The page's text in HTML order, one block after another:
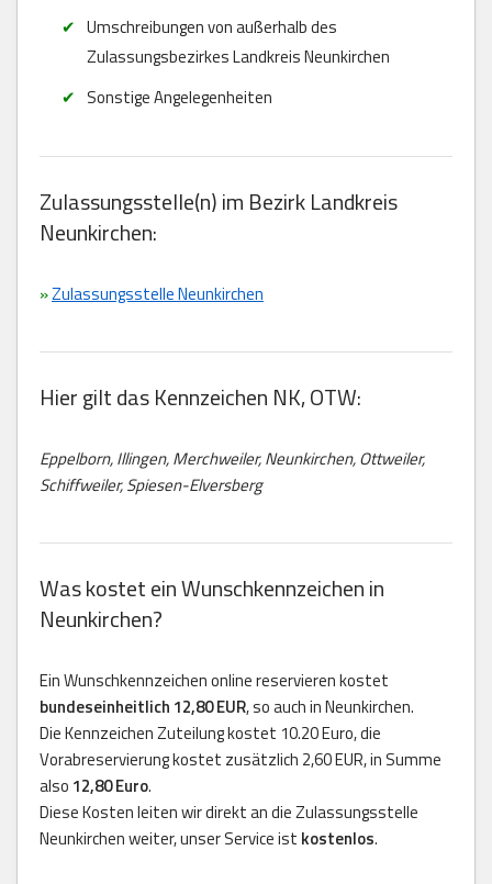
Umschreibungen von außerhalb des
Zulassungsbezirkes Landkreis Neunkirchen
Sonstige Angelegenheiten
Zulassungsstelle(n) im Bezirk Landkreis
Neunkirchen:
»Zulassungsstelle Neunkirchen
Hier gilt das Kennzeichen NK, OTW:
Eppelborn, Illingen, Merchweiler, Neunkirchen, Ottweiler,
Schiffweiler, Spiesen-Elversberg
Was kostet ein Wunschkennzeichen in
Neunkirchen?
Ein Wunschkennzeichen online reservieren kostet
bundeseinheitlich 12,80 EUR, so auch in Neunkirchen.
Die Kennzeichen Zuteilung kostet 10.20 Euro, die
Vorabreservierung kostet zusätzlich 2,60 EUR, in Summe
also 12,80 Euro.
Diese Kosten leiten wir direkt an die Zulassungsstelle
Neunkirchen weiter, unser Service ist kostenlos.